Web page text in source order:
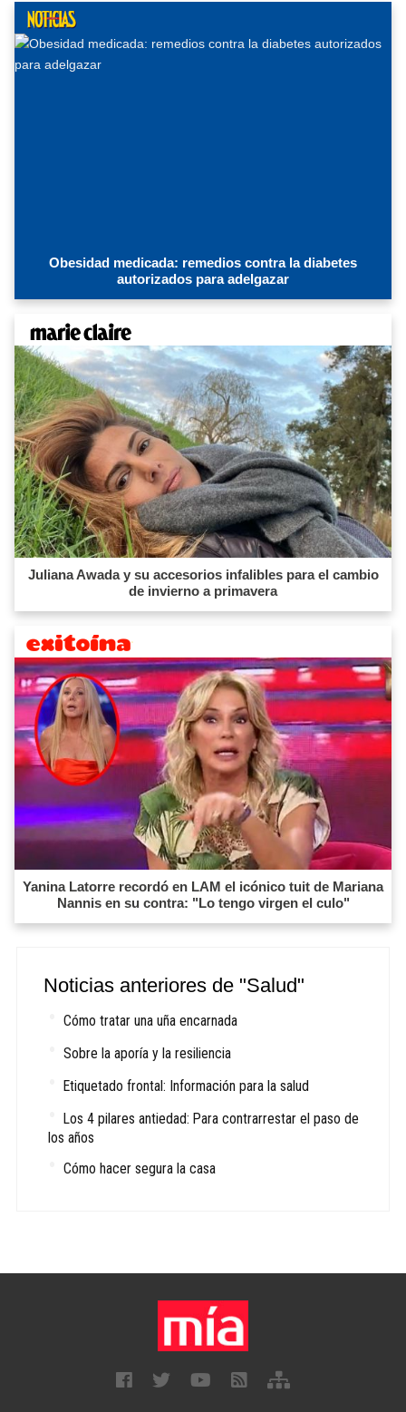
Obesidad medicada: remedios contra la diabetes
autorizados para adelgazar
Juliana Awada y su accesorios infalibles para el cambio
de invierno a primavera
Yanina Latorre recordó en LAM el icónico tuit de Mariana
Nannis en su contra: "Lo tengo virgen el culo"
Noticias anteriores de "Salud"
Cómo tratar una uña encarnada
Sobre la aporía y la resiliencia
Etiquetado frontal: Información para la salud
Los 4 pilares antiedad: Para contrarrestar el paso de
los años
Cómo hacer segura la casa